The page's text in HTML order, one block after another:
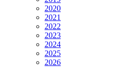
2020
2021
2022
2023
2024
2025
2026